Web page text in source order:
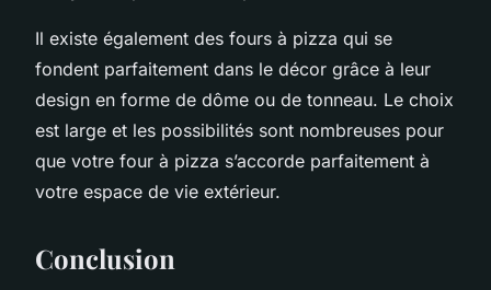
Il existe également des fours à pizza qui se
fondent parfaitement dans le décor grâce à leur
design en forme de dôme ou de tonneau. Le choix
est large et les possibilités sont nombreuses pour
que votre four à pizza s’accorde parfaitement à
votre espace de vie extérieur.
Conclusion